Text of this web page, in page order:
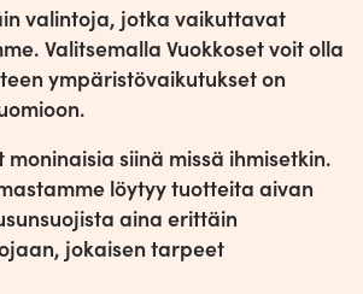
valintoja, jotka vaikuttavat
Valitsemalla Vuokkoset voit olla
ympäristövaikutukset on
siinä missä ihmisetkin.
löytyy tuotteita aivan
aina erittäin
jokaisen tarpeet